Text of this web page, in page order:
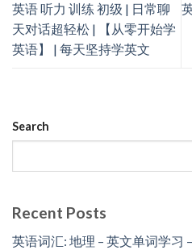
英语 听力 训练 初级 | 日常聊
天对话超轻松 | 【从零开始学
英语】 | 每天坚持学英文
Search
Recent Posts
英语词汇: 地理 – 英文单词学习